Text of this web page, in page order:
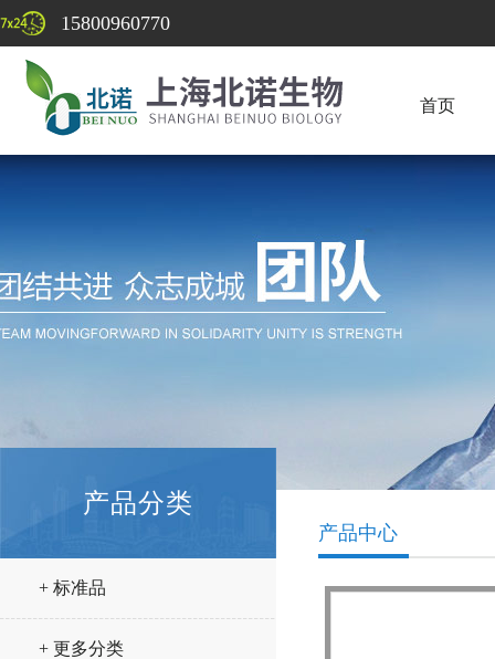
15800960770
首页
产品分类
+ 标准品
+ 更多分类
产品中心